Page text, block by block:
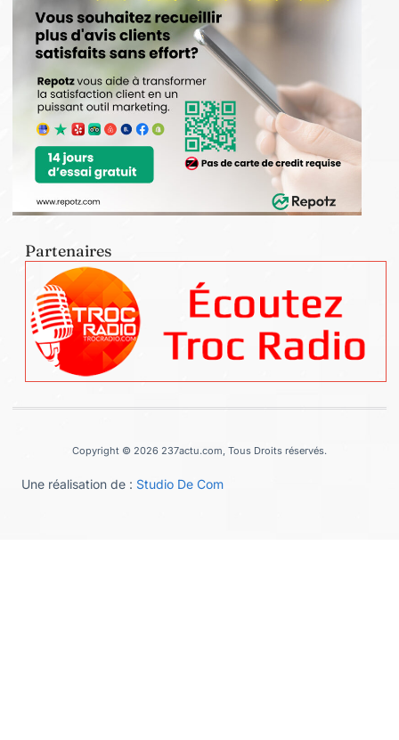
Partenaires
Copyright © 2026 237actu.com, Tous Droits réservés.
Une réalisation de : Studio De Com